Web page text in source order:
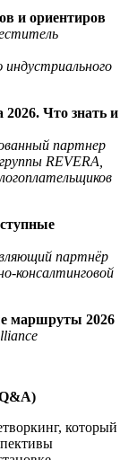
и ориентиров
2026. Что знать и
партнер
REVERA,
партнёр
консалтинговой
маршруты 2026
который